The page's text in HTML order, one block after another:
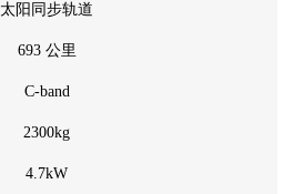
太阳同步轨道
693 公里
C-band
2300kg
4.7kW